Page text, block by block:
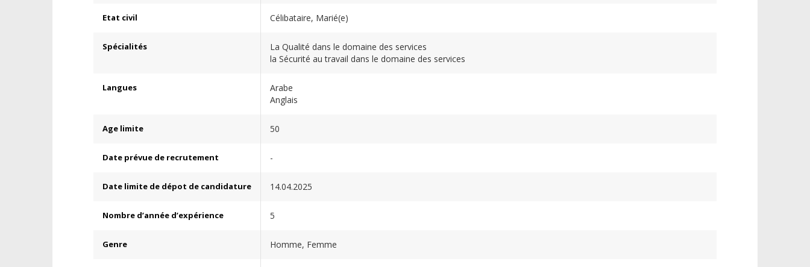
Etat civil Célibataire, Marié(e)
Spécialités
La Qualité dans le domaine des services
la Sécurité au travail dans le domaine des services
Langues
Arabe
Anglais
Age limite 50
Date prévue de recrutement -
Date limite de dépot de candidature 14.04.2025
Nombre d’année d’expérience 5
Genre Homme, Femme